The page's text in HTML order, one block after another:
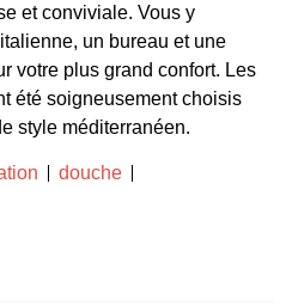
et conviviale. Vous y
un bureau et une
votre plus grand confort. Les
été soigneusement choisis
style méditerranéen.
douche